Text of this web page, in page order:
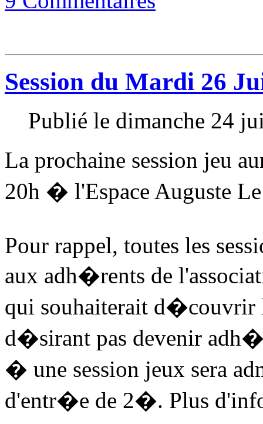
Session du Mardi 26
Publié le dimanche 24
La prochaine session jeu
20h � l'Espace Auguste
Pour rappel, toutes les
aux adh�rents de
qui souhaiterait d�couvrir
d�sirant pas devenir
� une session jeux sera
d'entr�e de 2�. Plus